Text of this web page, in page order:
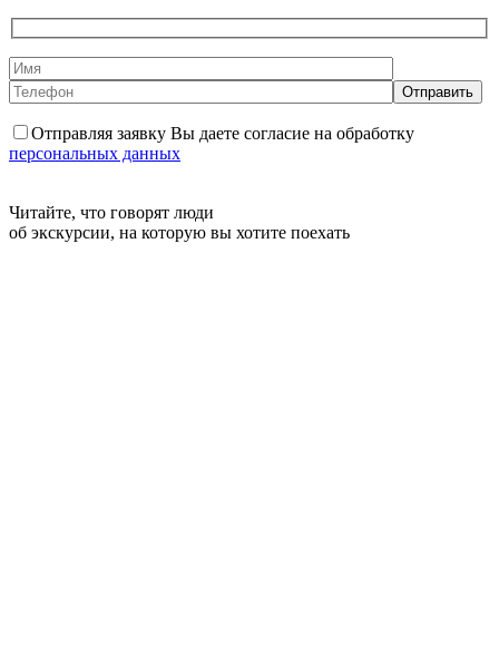
Отправляя заявку Вы даете согласие на обработку
персональных данных
Читайте, что говорят люди
об экскурсии, на которую вы хотите поехать